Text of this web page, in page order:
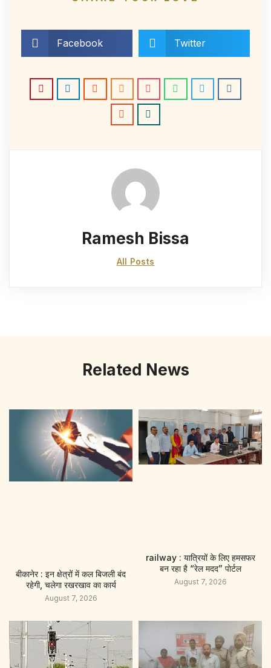
Facebook Twitter
Ramesh Bissa
All Posts
Related News
बीकानेर : इन क्षेत्रों में कल बिजली बंद
रहेगी, चलेगा रखरखाव का कार्य
August 7, 2026
railway : यात्रियों के लिए हमसफर
बन रहा है “रेल मदद” पाेर्टल
August 7, 2026